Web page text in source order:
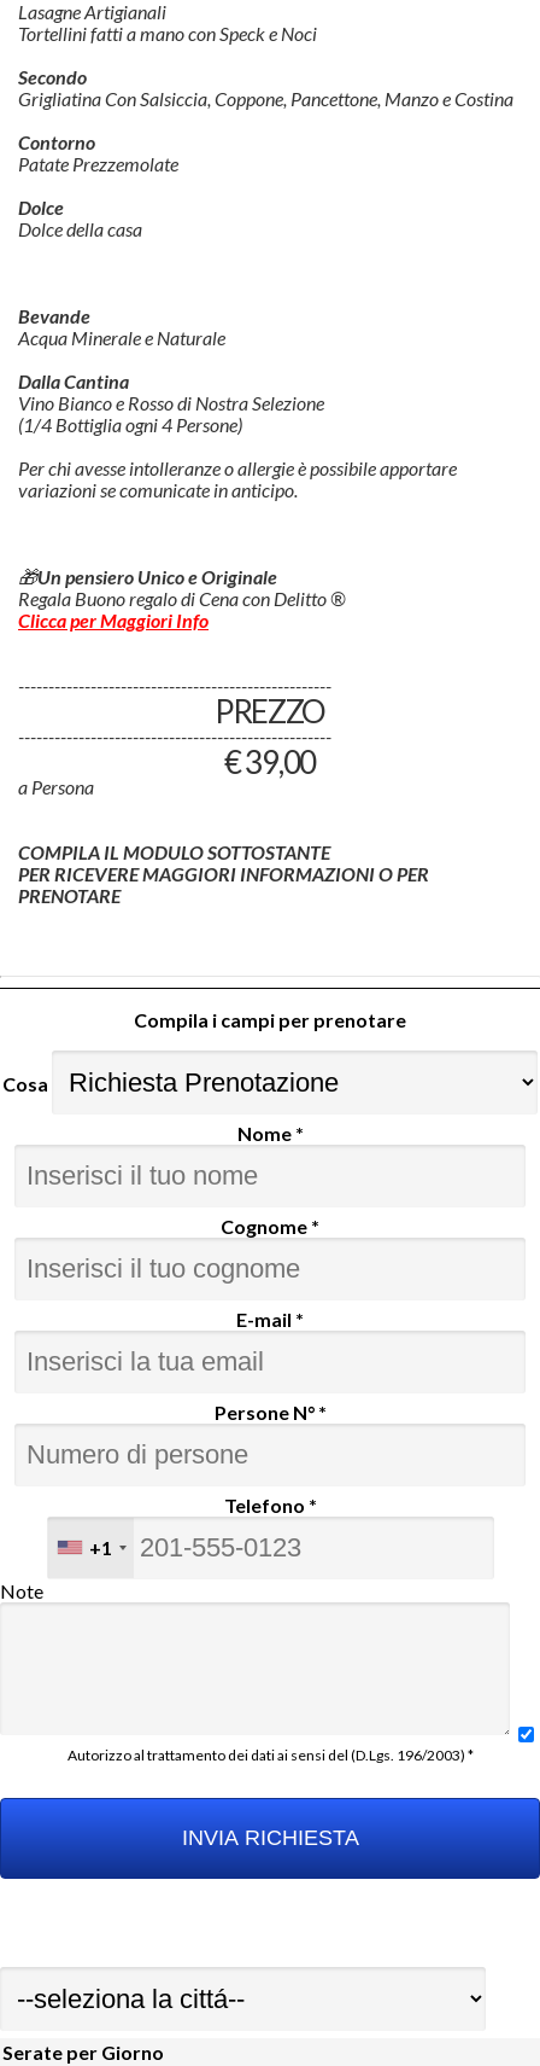
Lasagne Artigianali
Tortellini fatti a mano con Speck e Noci
Secondo
Grigliatina Con Salsiccia, Coppone, Pancettone, Manzo e Costina
Contorno
Patate Prezzemolate
Dolce
Dolce della casa
Bevande
Acqua Minerale e Naturale
Dalla Cantina
Vino Bianco e Rosso di Nostra Selezione
(1/4 Bottiglia ogni 4 Persone)
Per chi avesse intolleranze o allergie è possibile apportare
variazioni se comunicate in anticipo.
🎁Un pensiero Unico e Originale
Regala Buono regalo di Cena con Delitto ®
Clicca per Maggiori Info
----------------------------------------------------
PREZZO
----------------------------------------------------
€ 39,00
a Persona
COMPILA IL MODULO SOTTOSTANTE
PER RICEVERE MAGGIORI INFORMAZIONI O PER
PRENOTARE
Compila i campi per prenotare
Cosa
Nome *
Cognome *
E-mail *
Persone N° *
Telefono *
+1
Note
Autorizzo al trattamento dei dati ai sensi del (D.Lgs. 196/2003) *
Serate per Giorno